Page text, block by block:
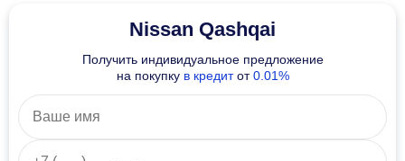
Nissan Qashqai
Получить индивидуальное предложение
на покупку в кредитот0.01%